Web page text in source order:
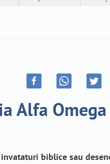
Alfa Omega
biblice sau